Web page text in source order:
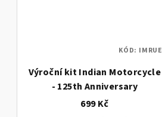
Výroční kit Indian Motorcycle
- 125th Anniversary
699 Kč
KÓD: IMRUE